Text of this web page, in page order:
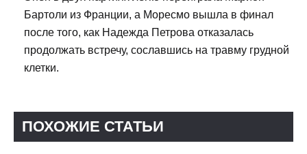
Бартоли из Франции, а Моресмо вышла в финал
после того, как Надежда Петрова отказалась
продолжать встречу, сославшись на травму грудной
клетки.
ПОХОЖИЕ СТАТЬИ